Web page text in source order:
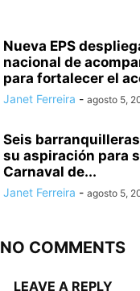
Nueva EPS
nacional de
para fortalecer el
Janet Ferreira - agosto 5,
Seis
su aspiración para
Carnaval de...
Janet Ferreira - agosto 5,
NO COMMENTS
LEAVE A REPLY